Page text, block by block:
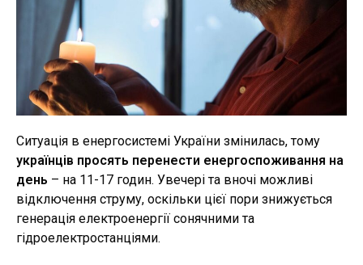
Ситуація в енергосистемі України змінилась, тому
українців просять перенести енергоспоживання на
день – на 11-17 годин. Увечері та вночі можливі
відключення струму, оскільки цієї пори знижується
генерація електроенергії сонячними та
гідроелектростанціями.